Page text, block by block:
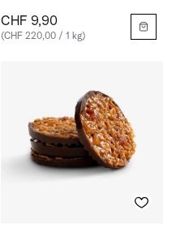
CHF 9,90
(CHF 220,00 / 1 kg)